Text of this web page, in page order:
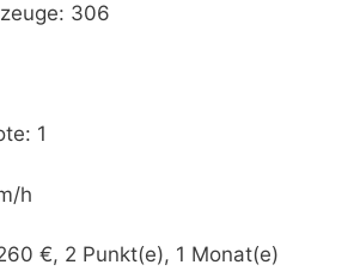
306
1
h
€, 2 Punkt(e), 1 Monat(e)